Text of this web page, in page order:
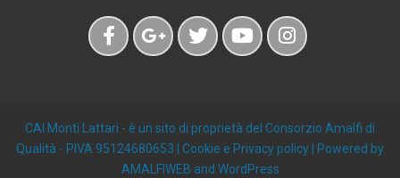
CAI Monti Lattari - è un sito di proprietà del Consorzio Amalfi di
Qualità - PIVA 95124680653 | Cookie e Privacy policy| Powered by
AMALFIWEB and WordPress